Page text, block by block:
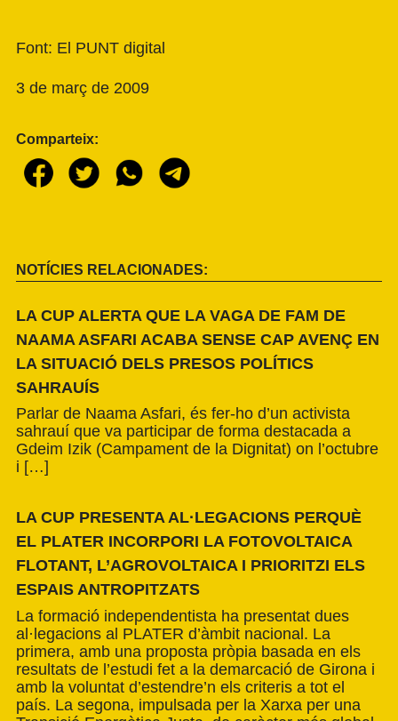
Font: El PUNT digital
3 de març de 2009
Comparteix:
NOTÍCIES RELACIONADES:
LA CUP ALERTA QUE LA VAGA DE FAM DE
NAAMA ASFARI ACABA SENSE CAP AVENÇ EN
LA SITUACIÓ DELS PRESOS POLÍTICS
SAHRAUÍS
Parlar de Naama Asfari, és fer-ho d’un activista
sahrauí que va participar de forma destacada a
Gdeim Izik (Campament de la Dignitat) on l’octubre
i […]
LA CUP PRESENTA AL·LEGACIONS PERQUÈ
EL PLATER INCORPORI LA FOTOVOLTAICA
FLOTANT, L’AGROVOLTAICA I PRIORITZI ELS
ESPAIS ANTROPITZATS
La formació independentista ha presentat dues
al·legacions al PLATER d’àmbit nacional. La
primera, amb una proposta pròpia basada en els
resultats de l’estudi fet a la demarcació de Girona i
amb la voluntat d’estendre’n els criteris a tot el
país. La segona, impulsada per la Xarxa per una